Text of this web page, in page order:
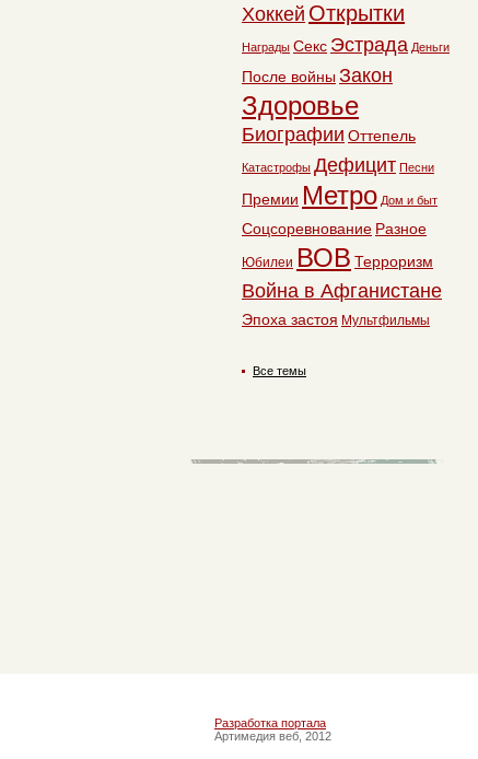
Хоккей Открытки
Награды Секс Эстрада Деньги
После войны Закон
Здоровье
Биографии Оттепель
Катастрофы Дефицит Песни
Премии Метро Дом и быт
Соцсоревнование Разное
Юбилеи ВОВ Терроризм
Война в Афганистане
Эпоха застоя Мультфильмы
Все темы
Разработка портала
Артимедия веб, 2012